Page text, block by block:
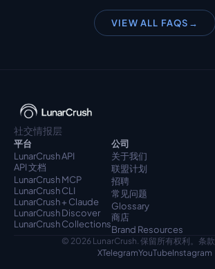
VIEW ALL FAQS →
社交情报层
平台
LunarCrush API
API 文档
LunarCrush MCP
LunarCrush CLI
LunarCrush + Claude
LunarCrush Discover
LunarCrush Collections
公司
关于我们
联盟计划
招聘
常见问题
Glossary
商店
Brand Resources
© 2026 LunarCrush. 保留所有权利。 条款
XTelegramYouTubeInstagram